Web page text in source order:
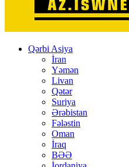
Qərbi Asiya
İran
Yəmən
Livan
Qətər
Suriya
Ərəbistan
Fələstin
Oman
İraq
BƏƏ